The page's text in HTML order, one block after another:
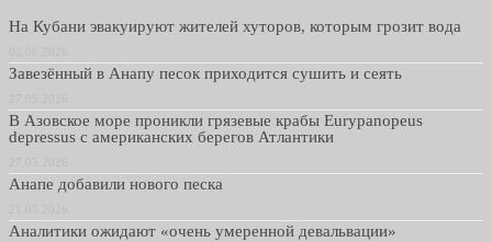
На Кубани эвакуируют жителей хуторов, которым грозит вода
Завезённый в Анапу песок приходится сушить и сеять
В Азовское море проникли грязевые крабы Eurypanopeus
depressus с американских берегов Атлантики
Анапе добавили нового песка
Аналитики ожидают «очень умеренной девальвации»